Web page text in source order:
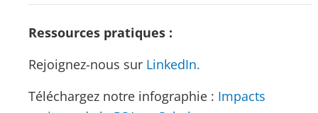
Ressources pratiques :
Rejoignez-nous sur LinkedIn.
Téléchargez notre infographie : Impacts